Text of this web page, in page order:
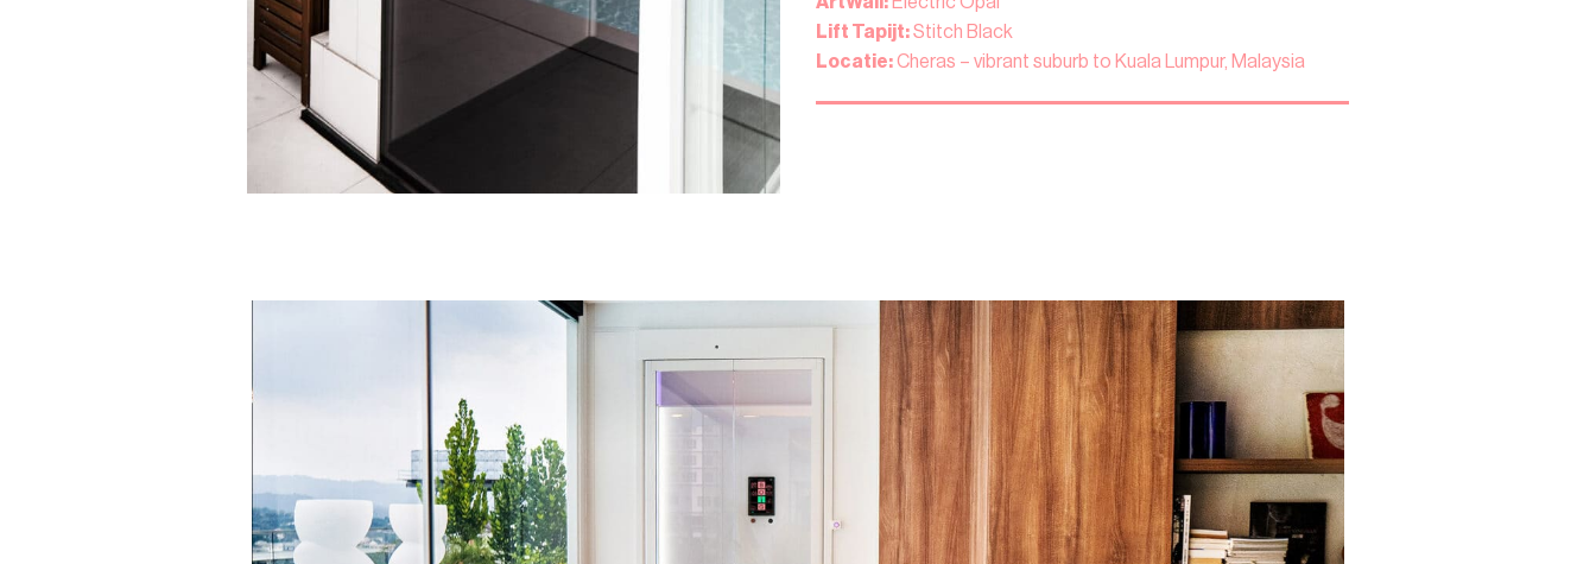
Lift Tapijt:Stitch Black
Locatie:Cheras – vibrant suburb to Kuala Lumpur, Malaysia